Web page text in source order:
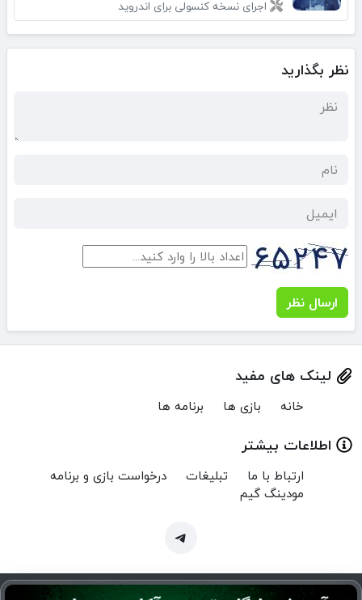
اجرای نسخه کنسولی برای اندروید
نظر بگذارید
ارسال نظر
لینک های مفید
خانه بازی ها برنامه ها
اطلاعات بیشتر
ارتباط با ما تبلیغات
درخواست بازی و برنامه
مودینگ گیم
Copyright © 2024 MenuMod.ir | تمام حقوق برای منو مود محفوظ است.